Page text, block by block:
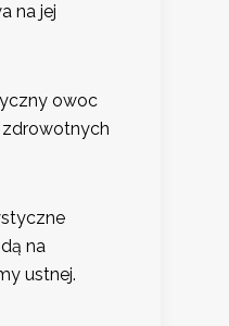
na jej
owoc
zdrowotnych
na
ustnej.